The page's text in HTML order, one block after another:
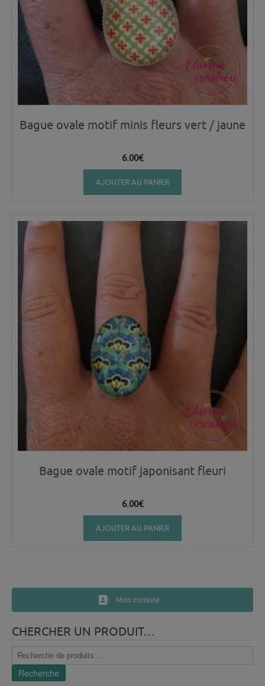
Bague ovale motif minis fleurs vert / jaune
6.00€
AJOUTER AU PANIER
Bague ovale motif japonisant fleuri
6.00€
AJOUTER AU PANIER
Mon compte
CHERCHER UN PRODUIT…
Recherche
pour :
Recherche